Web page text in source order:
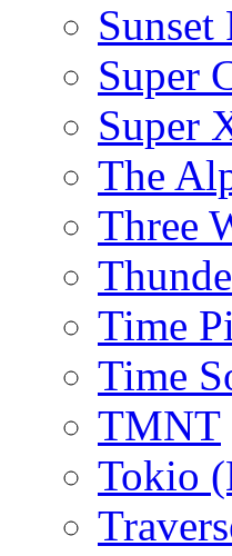
Sunset
Super
Super
The
Three
Time
Time
TMNT
Tokio